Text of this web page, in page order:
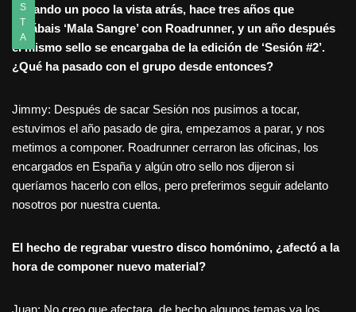
S
T
A
Echando un poco la vista atrás, hace tres años que
sacábais ‘Mala Sangre’ con Roadrunner, y un año después
el mismo sello se encargaba de la edición de ‘Sesión #2’.
¿Qué ha pasado con el grupo desde entonces?
Jimmy: Después de sacar Sesión nos pusimos a tocar,
estuvimos el año pasado de gira, empezamos a parar, y nos
metimos a componer. Roadrunner cerraron las oficinas, los
encargados en España y algún otro sello nos dijeron si
queríamos hacerlo con ellos, pero preferimos seguir adelanto
nosotros por nuestra cuenta.
El hecho de regrabar vuestro disco homónimo, ¿afectó a la
hora de componer nuevo material?
Juan: No creo que afectara, de hecho algunos temas ya los